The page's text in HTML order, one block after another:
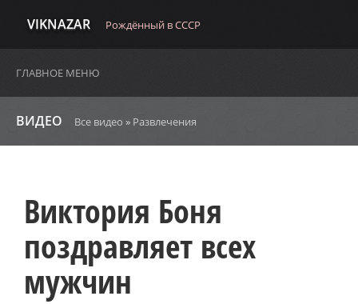
VIKNAZAR Рождённый в СССР
ГЛАВНОЕ МЕНЮ
ВИДЕО Все видео » Развлечения
Виктория Боня
поздравляет всех
мужчин